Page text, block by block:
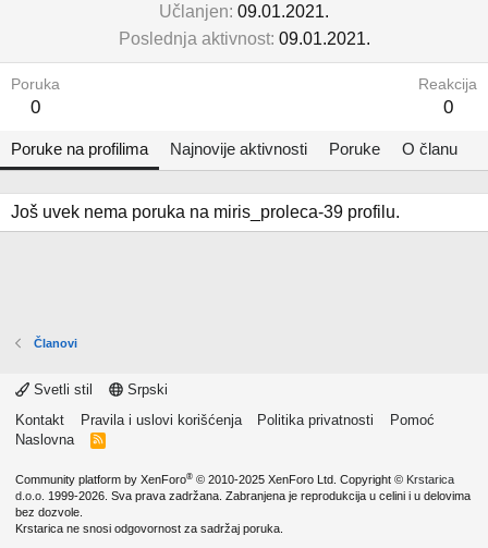
Učlanjen 09.01.2021.
Poslednja aktivnost 09.01.2021.
Poruka
0
Reakcija
0
Poruke na profilima Najnovije aktivnosti Poruke O članu
Još uvek nema poruka na miris_proleca-39 profilu.
Članovi
Svetli stil
Srpski
Kontakt
Pravila i uslovi korišćenja Politika privatnosti
Pomoć
Naslovna
R
Community platform by XenForo® © 2010-2025 XenForo Ltd. Copyright © Krstarica
d.o.o. 1999-2026. Sva prava zadržana. Zabranjena je reprodukcija u celini i u delovima
bez dozvole.
Krstarica ne snosi odgovornost za sadržaj poruka.